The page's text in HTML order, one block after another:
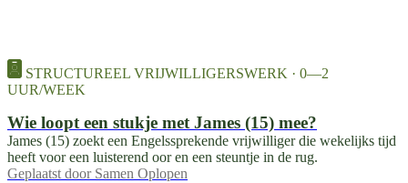
STRUCTUREEL VRIJWILLIGERSWERK · 0—2
UUR/WEEK
Wie loopt een stukje met James (15) mee?
James (15) zoekt een Engelssprekende vrijwilliger die wekelijks tijd
heeft voor een luisterend oor en een steuntje in de rug.
Geplaatst door Samen Oplopen